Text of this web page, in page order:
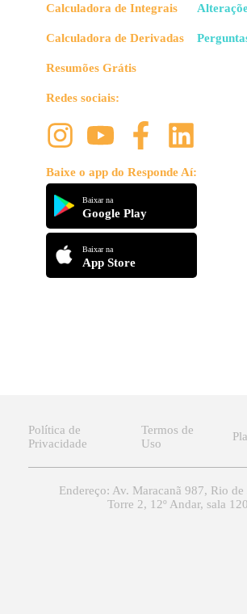
Calculadora de Integrais
Calculadora de Derivadas
Resumões Grátis
Redes sociais:
Baixe o app do Responde Aí:
Baixar na
Google Play
Baixar na
App Store
Política de
Privacidade
Termos de
Uso
Endereço: Av. Maracanã 987, Rio de
Torre 2, 12º Andar, sala